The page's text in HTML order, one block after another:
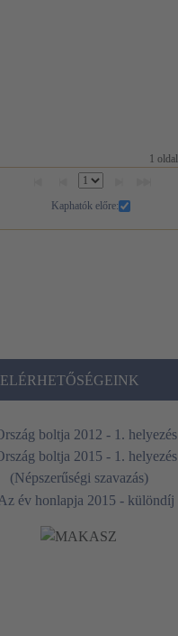
1 oldal
Kaphatók előre:
ELÉRHETŐSÉGEINK